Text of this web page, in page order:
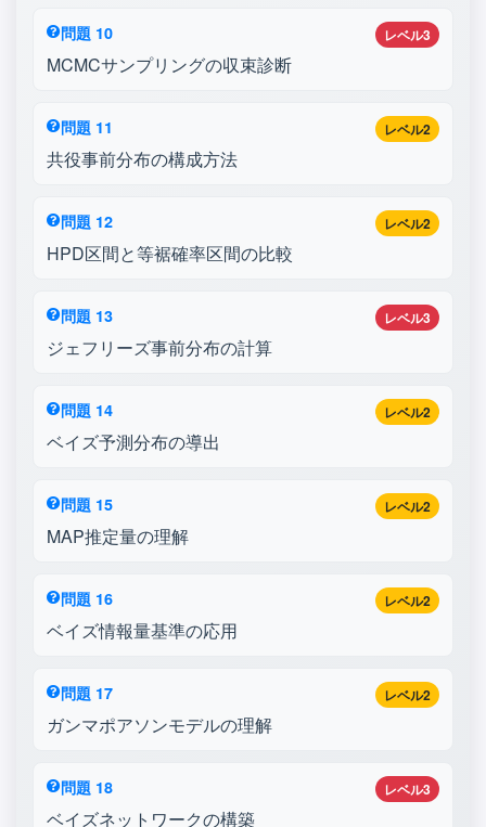
レベル3
問題 10
MCMCサンプリングの収束診断
レベル2
問題 11
共役事前分布の構成方法
レベル2
問題 12
HPD区間と等裾確率区間の比較
レベル3
問題 13
ジェフリーズ事前分布の計算
レベル2
問題 14
ベイズ予測分布の導出
レベル2
問題 15
MAP推定量の理解
レベル2
問題 16
ベイズ情報量基準の応用
レベル2
問題 17
ガンマポアソンモデルの理解
レベル3
問題 18
ベイズネットワークの構築